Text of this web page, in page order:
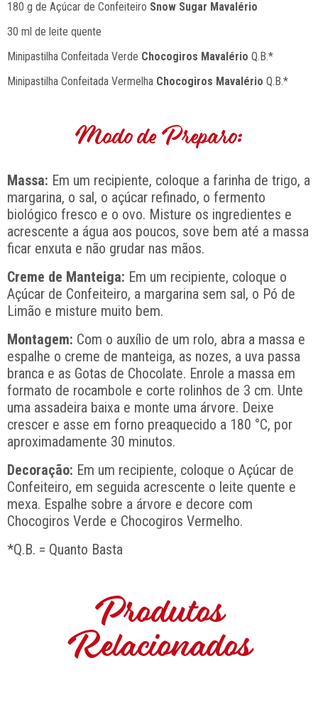
180 g de Açúcar de Confeiteiro Snow Sugar Mavalério
30 ml de leite quente
Minipastilha Confeitada Verde Chocogiros Mavalério Q.B.*
Minipastilha Confeitada Vermelha Chocogiros Mavalério Q.B.*
Modo de Preparo:
Massa: Em um recipiente, coloque a farinha de trigo, a
margarina, o sal, o açúcar refinado, o fermento
biológico fresco e o ovo. Misture os ingredientes e
acrescente a água aos poucos, sove bem até a massa
ficar enxuta e não grudar nas mãos.
Creme de Manteiga: Em um recipiente, coloque o
Açúcar de Confeiteiro, a margarina sem sal, o Pó de
Limão e misture muito bem.
Montagem: Com o auxílio de um rolo, abra a massa e
espalhe o creme de manteiga, as nozes, a uva passa
branca e as Gotas de Chocolate. Enrole a massa em
formato de rocambole e corte rolinhos de 3 cm. Unte
uma assadeira baixa e monte uma árvore. Deixe
crescer e asse em forno preaquecido a 180 °C, por
aproximadamente 30 minutos.
Decoração: Em um recipiente, coloque o Açúcar de
Confeiteiro, em seguida acrescente o leite quente e
mexa. Espalhe sobre a árvore e decore com
Chocogiros Verde e Chocogiros Vermelho.
*Q.B. = Quanto Basta
Produtos
Relacionados